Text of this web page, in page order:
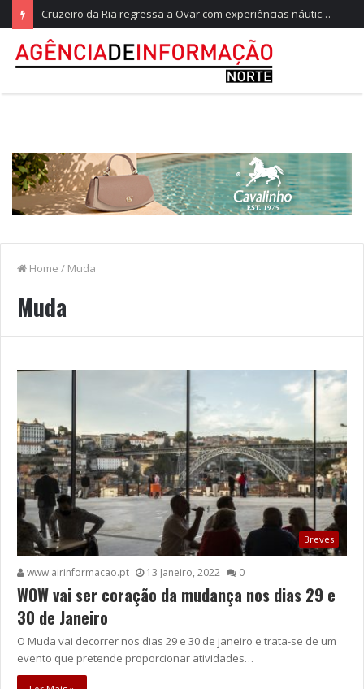
Cruzeiro da Ria regressa a Ovar com experiências náuticas e observação de aves
Home / Muda
Muda
Breves
www.airinformacao.pt 13 Janeiro, 2022 0
WOW vai ser coração da mudança nos dias 29 e
30 de Janeiro
O Muda vai decorrer nos dias 29 e 30 de janeiro e trata-se de um
evento que pretende proporcionar atividades…